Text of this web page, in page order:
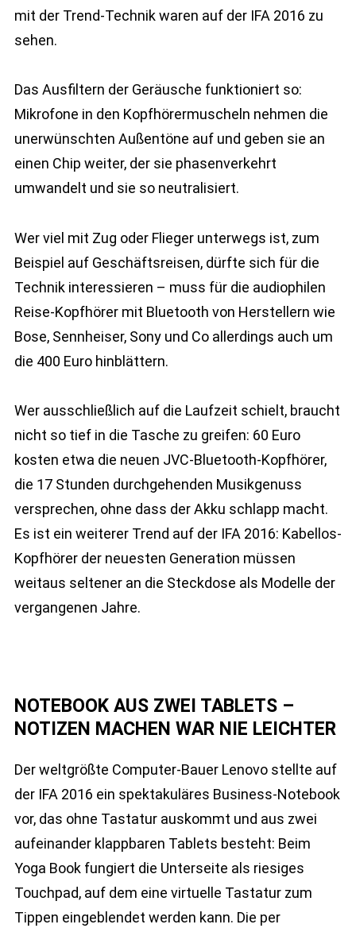
mit der Trend-Technik waren auf der IFA 2016 zu
sehen.
Das Ausfiltern der Geräusche funktioniert so:
Mikrofone in den Kopfhörermuscheln nehmen die
unerwünschten Außentöne auf und geben sie an
einen Chip weiter, der sie phasenverkehrt
umwandelt und sie so neutralisiert.
Wer viel mit Zug oder Flieger unterwegs ist, zum
Beispiel auf Geschäftsreisen, dürfte sich für die
Technik interessieren – muss für die audiophilen
Reise-Kopfhörer mit Bluetooth von Herstellern wie
Bose, Sennheiser, Sony und Co allerdings auch um
die 400 Euro hinblättern.
Wer ausschließlich auf die Laufzeit schielt, braucht
nicht so tief in die Tasche zu greifen: 60 Euro
kosten etwa die neuen JVC-Bluetooth-Kopfhörer,
die 17 Stunden durchgehenden Musikgenuss
versprechen, ohne dass der Akku schlapp macht.
Es ist ein weiterer Trend auf der IFA 2016: Kabellos-
Kopfhörer der neuesten Generation müssen
weitaus seltener an die Steckdose als Modelle der
vergangenen Jahre.
NOTEBOOK AUS ZWEI TABLETS –
NOTIZEN MACHEN WAR NIE LEICHTER
Der weltgrößte Computer-Bauer Lenovo stellte auf
der IFA 2016 ein spektakuläres Business-Notebook
vor, das ohne Tastatur auskommt und aus zwei
aufeinander klappbaren Tablets besteht: Beim
Yoga Book fungiert die Unterseite als riesiges
Touchpad, auf dem eine virtuelle Tastatur zum
Tippen eingeblendet werden kann. Die per